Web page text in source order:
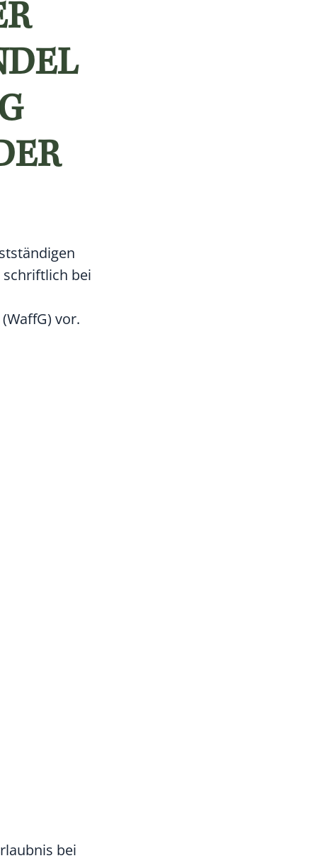
-
schriftlich bei
vor.
bei